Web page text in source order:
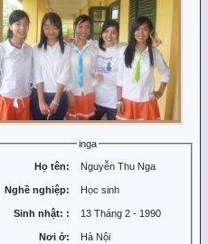
inga
Họ tên: Nguyễn Thu Nga
Nghề nghiệp: Học sinh
Sinh nhật: : 13 Tháng 2 - 1990
Nơi ở: Hà Nội